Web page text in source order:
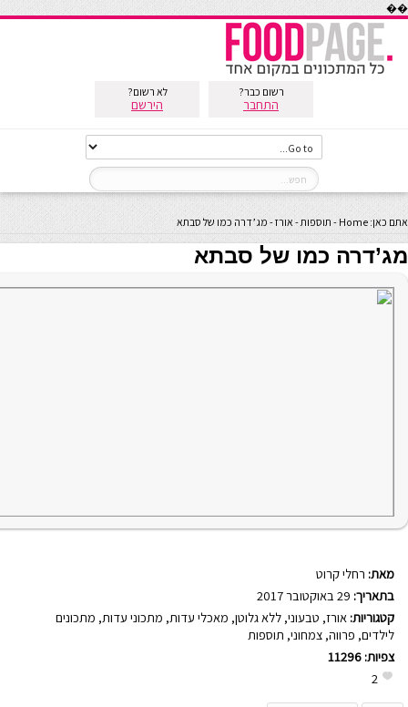
��
רשום כבר?
התחבר
לא רשום?
הירשם
אתם כאן: Home
- תוספות-אורז- מג’דרה כמו של סבתא
מג’דרה כמו של סבתא
מאת: רחלי קרוט
בתאריך:
קטגוריות: אורז, טבעוני, ללא גלוטן, מאכלי עדות, מתכוני עדות, מתכונים
לילדים, פרווה, צמחוני, תוספות
צפיות: 11296
2